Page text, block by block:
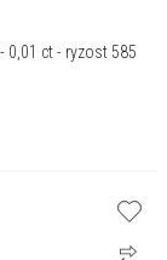
0,01 ct - ryzost 585